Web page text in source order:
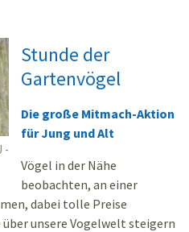
-
Stunde der
Gartenvögel
Die große Mitmach-Aktion
für Jung und Alt
Vögel in der Nähe
beobachten, an einer
dabei tolle Preise
unsere Vogelwelt steigern